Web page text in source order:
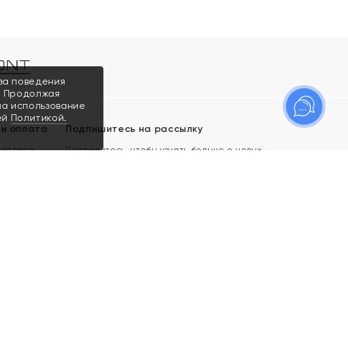
оплата Подпишитесь на рассылку
Подпишитесь, чтобы узнать больше о новых
поведения
Продолжая
использование
Политикой.